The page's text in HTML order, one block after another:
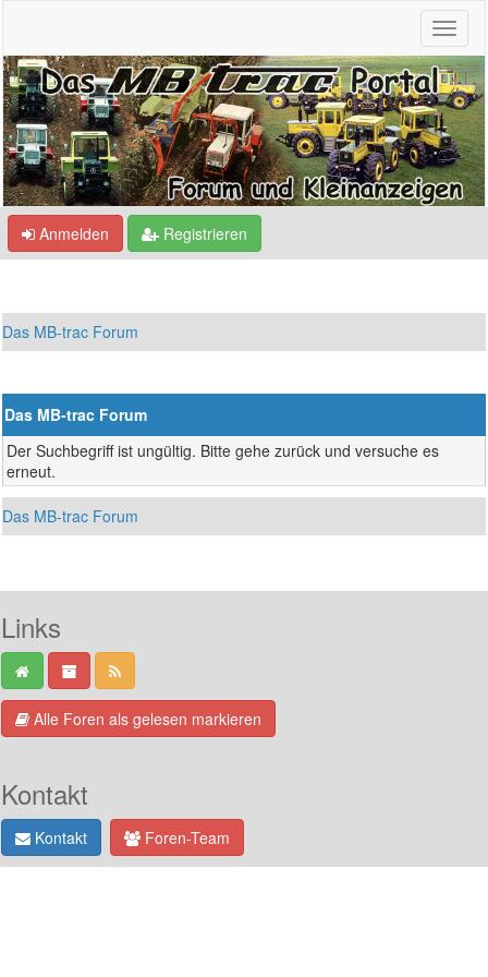
Anmelden Registrieren
Das MB-trac Forum
Das MB-trac Forum
Der Suchbegriff ist ungültig. Bitte gehe zurück und versuche es
erneut.
Das MB-trac Forum
Links
Alle Foren als gelesen markieren
Kontakt
Kontakt Foren-Team